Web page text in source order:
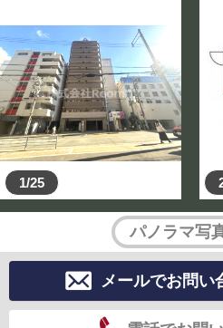
1/25
パノラマ写
メールでお問い